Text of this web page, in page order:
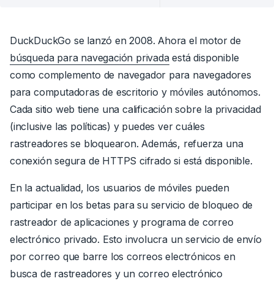
DuckDuckGo se lanzó en 2008. Ahora el motor de
búsqueda para navegación privadaestá disponible
como complemento de navegador para navegadores
para computadoras de escritorio y móviles autónomos.
Cada sitio web tiene una calificación sobre la privacidad
(inclusive las políticas) y puedes ver cuáles
rastreadores se bloquearon.Además, refuerza una
conexión segura de HTTPS cifrado si está disponible.
En la actualidad, los usuarios de móviles pueden
participar en los betas para su servicio de bloqueo de
rastreador de aplicaciones y programa de correo
electrónico privado. Esto involucra un servicio de envío
por correo que barre los correos electrónicos en
busca de rastreadores y un correo electrónico